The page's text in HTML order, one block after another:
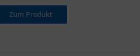
Zum Produkt